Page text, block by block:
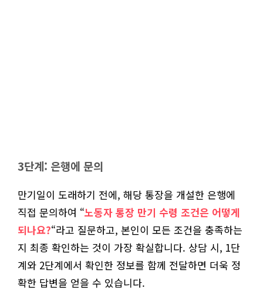
3단계: 은행에 문의
만기일이 도래하기 전에, 해당 통장을 개설한 은행에
직접 문의하여 “노동자 통장 만기 수령 조건은 어떻게
되나요?“라고 질문하고, 본인이 모든 조건을 충족하는
지 최종 확인하는 것이 가장 확실합니다. 상담 시, 1단
계와 2단계에서 확인한 정보를 함께 전달하면 더욱 정
확한 답변을 얻을 수 있습니다.